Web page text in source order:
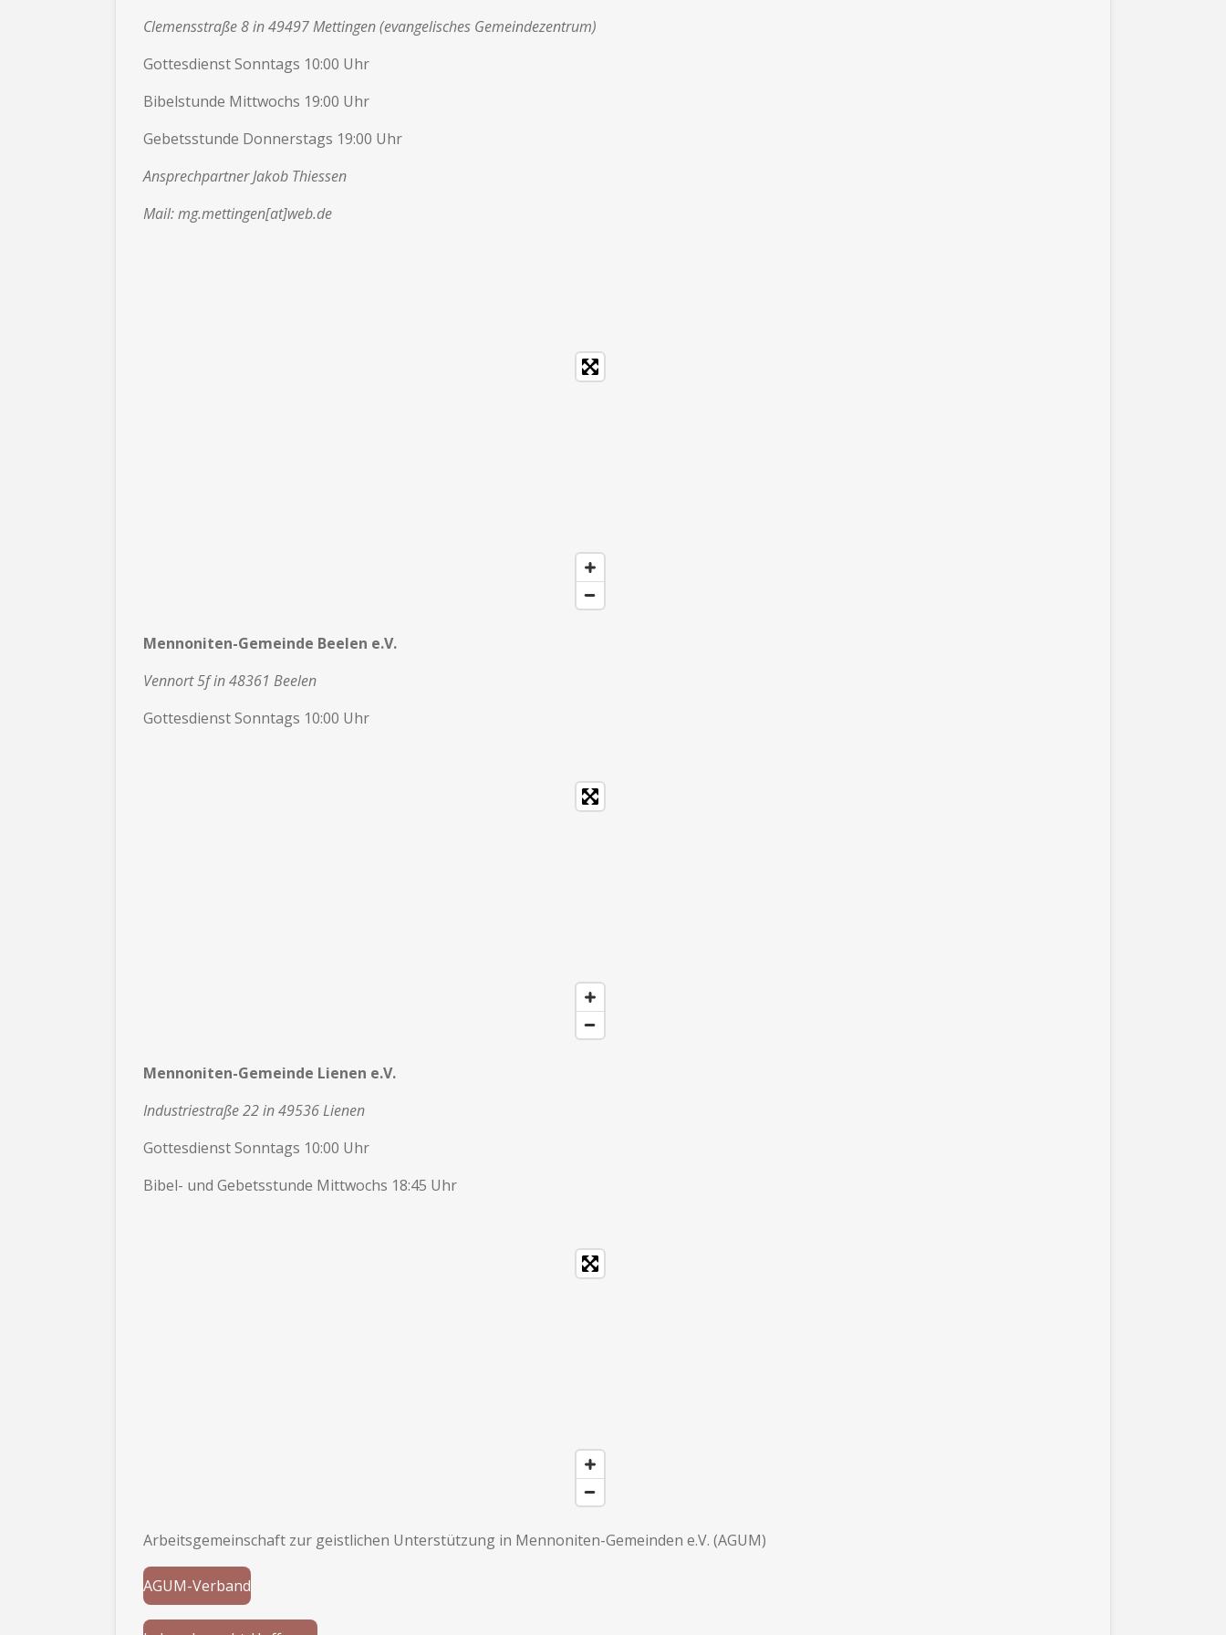
Clemensstraße 8 in 49497 Mettingen (evangelisches Gemeindezentrum)
Gottesdienst Sonntags 10:00 Uhr
Bibelstunde Mittwochs 19:00 Uhr
Gebetsstunde Donnerstags 19:00 Uhr
Ansprechpartner Jakob Thiessen
Mail: mg.mettingen[at]web.de
Mennoniten-Gemeinde Beelen e.V.
Vennort 5f in 48361 Beelen
Gottesdienst Sonntags 10:00 Uhr
Mennoniten-Gemeinde Lienen e.V.
Industriestraße 22 in 49536 Lienen
Gottesdienst Sonntags 10:00 Uhr
Bibel- und Gebetsstunde Mittwochs 18:45 Uhr
Arbeitsgemeinschaft zur geistlichen Unterstützung in Mennoniten-Gemeinden e.V. (AGUM)
AGUM-Verband